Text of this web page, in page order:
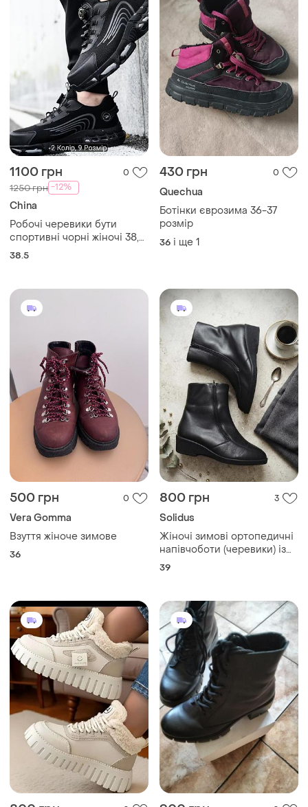
1100 грн 0
1250 грн -12%
China
Робочі черевики бути
спортивні чорні жіночі 38,5
розмір 24,5 устілка
38.5
430 грн 0
Quechua
Ботінки єврозима 36-37
розмір
36 і ще 1
500 грн 0
Vera Gomma
Взуття жіноче зимове
36
800 грн 3
Solidus
Жіночі зимові ортопедичні
напівчоботи (черевики) із
натуральної шкіри з
39